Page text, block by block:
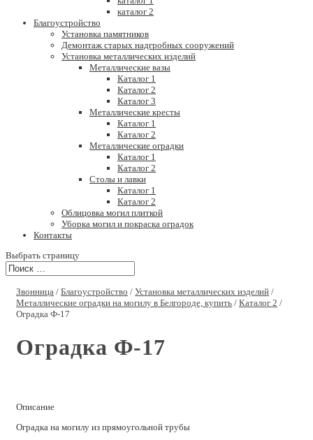
каталог 2
Благоустройство
Установка памятников
Демонтаж старых надгробных сооружений
Установка металлических изделий
Металлические вазы
Каталог 1
Каталог 2
Каталог 3
Металлические кресты
Каталог 1
Каталог 2
Металлические оградки
Каталог 1
Каталог 2
Столы и лавки
Каталог 1
Каталог 2
Облицовка могил плиткой
Уборка могил и покраска оградок
Контакты
Выбрать страницу
Звонница / Благоустройство / Установка металлических изделий /
Металлические оградки на могилу в Белгороде, купить / Каталог 2 /
Оградка Ф-17
Оградка Ф-17
Описание
Оградка на могилу из прямоугольной трубы